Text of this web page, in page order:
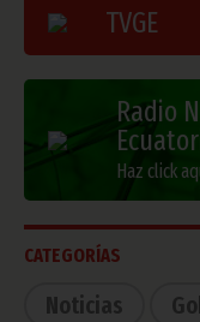
TVGE
Radio
Haz click
CATEGORÍAS
Noticias